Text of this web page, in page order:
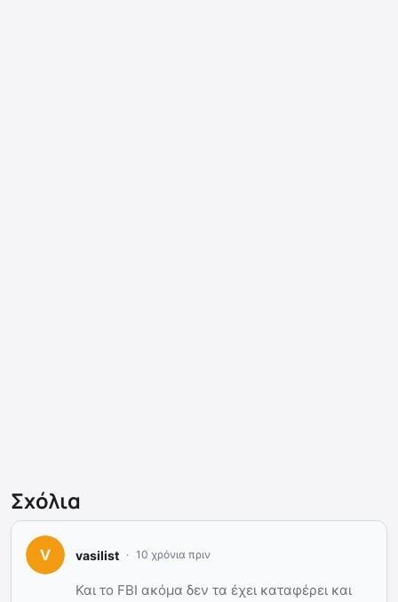
Σχόλια
vasilist 10 χρόνια πριν
Και το FBI ακόμα δεν τα έχει καταφέρει και